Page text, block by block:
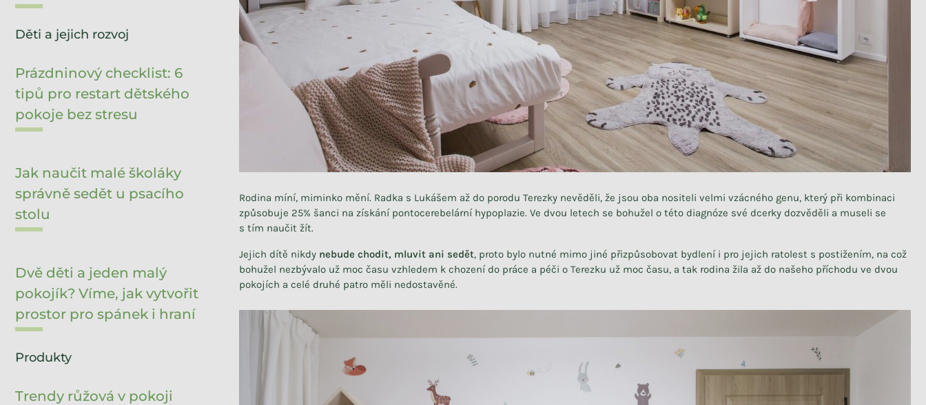
Děti a jejich rozvoj
Prázdninový checklist: 6
tipů pro restart dětského
pokoje bez stresu
Jak naučit malé školáky
správně sedět u psacího
stolu
Dvě děti a jeden malý
pokojík? Víme, jak vytvořit
prostor pro spánek i hraní
Produkty
Trendy růžová v pokoji
Rodina míní, miminko mění. Radka s Lukášem až do porodu Terezky nevěděli, že jsou oba nositeli velmi vzácného genu, který při kombinaci
způsobuje 25% šanci na získání pontocerebelární hypoplazie. Ve dvou letech se bohužel o této diagnóze své dcerky dozvěděli a museli se
s tím naučit žít.
Jejich dítě nikdy nebude chodit, mluvit ani sedět, proto bylo nutné mimo jiné přizpůsobovat bydlení i pro jejich ratolest s postižením, na což
bohužel nezbývalo už moc času vzhledem k chození do práce a péči o Terezku už moc času, a tak rodina žila až do našeho příchodu ve dvou
pokojích a celé druhé patro měli nedostavěné.